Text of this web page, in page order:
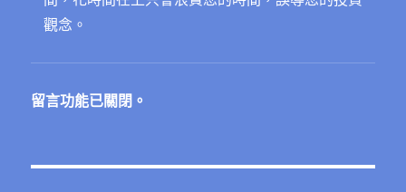
觀念。
留言功能已關閉。